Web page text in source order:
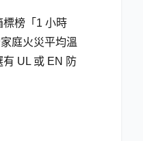
標榜「1 小時
庭火災平均溫
UL 或 EN 防